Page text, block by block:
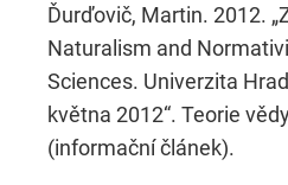
Ďurďovič, Martin. 2012.
Naturalism and
Sciences. Univerzita
května 2012“. Teorie
(informační článek).